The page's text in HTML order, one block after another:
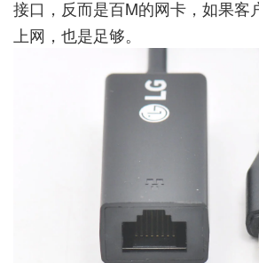
接口，反而是百M的网卡，如果客
上网，也是足够。